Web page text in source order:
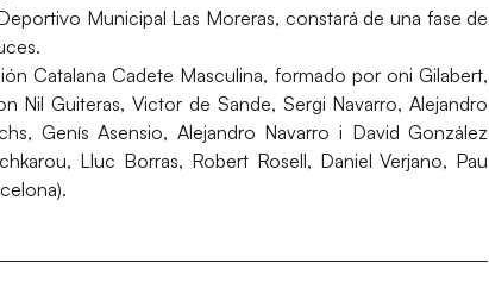
Municipal Las Moreras, constará de una fase de
Catalana Cadete Masculina, formado por oni Gilabert,
Nil Guiteras, Victor de Sande, Sergi Navarro, Alejandro
Genís Asensio, Alejandro Navarro i David González
Lluc Borras, Robert Rosell, Daniel Verjano, Pau